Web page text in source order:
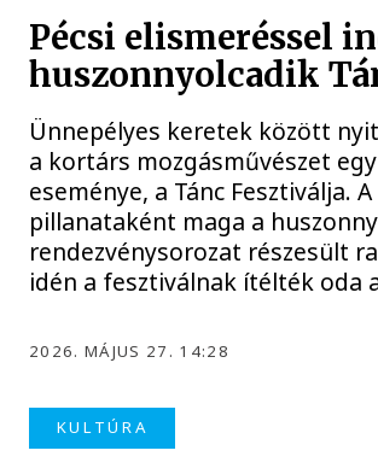
Pécsi elismeréssel
huszonnyolcadik
Ünnepélyes keretek között
a kortárs mozgásművészet
eseménye, a Tánc Fesztiválja.
pillanataként maga a
rendezvénysorozat részesült
idén a fesztiválnak ítélték oda
2026. MÁJUS 27. 14:28
KULTÚRA